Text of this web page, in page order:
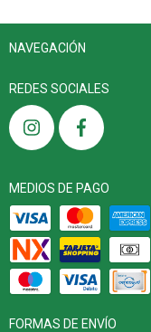
NAVEGACIÓN
REDES SOCIALES
MEDIOS DE PAGO
FORMAS DE ENVÍO